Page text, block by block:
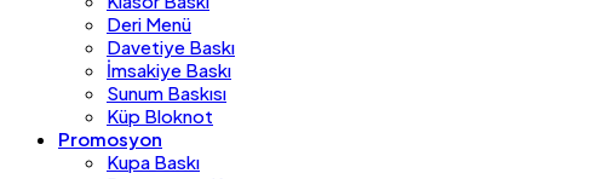
Deri Menü
Davetiye Baskı
İmsakiye Baskı
Sunum Baskısı
Küp Bloknot
Promosyon
Kupa Baskı